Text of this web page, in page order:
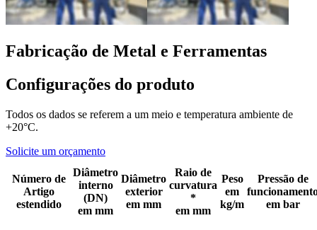
Fabricação de Metal e Ferramentas
Configurações do produto
Todos os dados se referem a um meio e temperatura ambiente de
+20°C.
Solicite um orçamento
Número de
Artigo
estendido
Diâmetro
interno
(DN)
em mm
Diâmetro
exterior
em mm
Raio de
curvatura
*
em mm
Peso
em
kg/m
Pressão de
em bar